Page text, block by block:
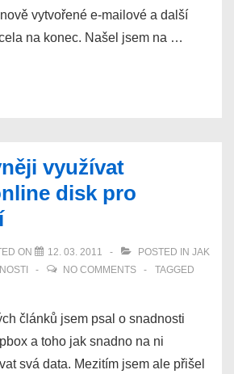
vytvořené e-mailové a další
na konec. Našel jsem na …
využívat
disk pro
ON 12. 03. 2011 POSTED IN JAK
NO COMMENTS
TAGGED
článků jsem psal o snadnosti
a toho jak snadno na ni
svá data. Mezitím jsem ale přišel